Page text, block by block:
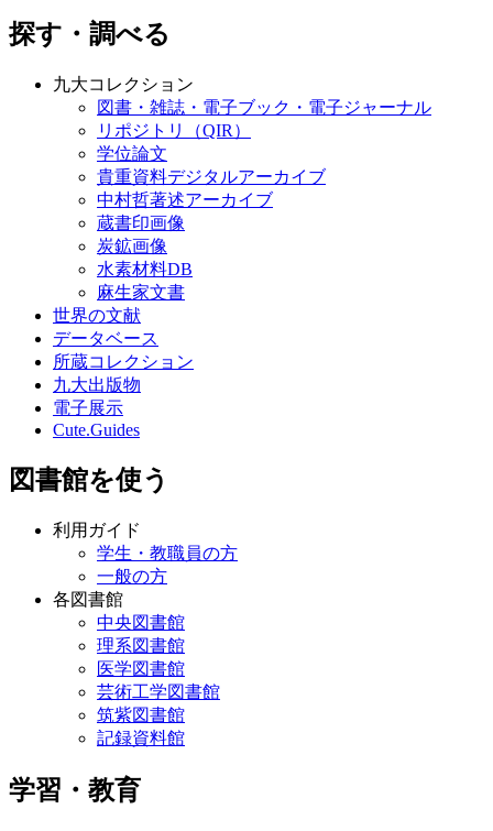
探す・調べる
九大コレクション
図書・雑誌・電子ブック・電子ジャーナル
リポジトリ（QIR）
学位論文
貴重資料デジタルアーカイブ
中村哲著述アーカイブ
蔵書印画像
炭鉱画像
水素材料DB
麻生家文書
世界の文献
データベース
所蔵コレクション
九大出版物
電子展示
Cute.Guides
図書館を使う
利用ガイド
学生・教職員の方
一般の方
各図書館
中央図書館
理系図書館
医学図書館
芸術工学図書館
筑紫図書館
記録資料館
学習・教育